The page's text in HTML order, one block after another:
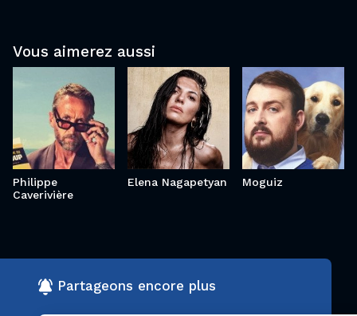
Vous aimerez aussi
Philippe
Caverivière
Philippe
Caverivière
Nagapetyan
Elena Nagapetyan Moguiz
Partageons encore plus